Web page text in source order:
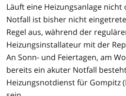
Läuft eine Heizungsanlage
Notfall ist bisher nicht
Regel aus, während der
Heizungsinstallateur mit der
An Sonn- und Feiertagen, am
bereits ein akuter Notfall
Heizungsnotdienst für Gompitz